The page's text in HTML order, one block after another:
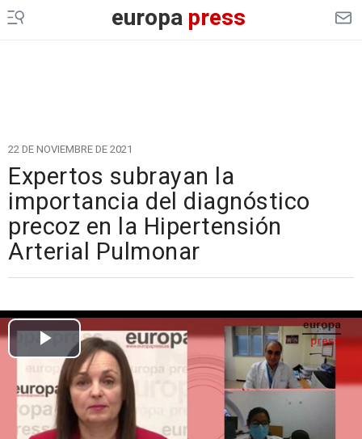
europapress
22 DE NOVIEMBRE DE 2021
Expertos subrayan la
importancia del diagnóstico
precoz en la Hipertensión
Arterial Pulmonar